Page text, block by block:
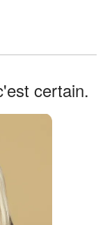
certain.